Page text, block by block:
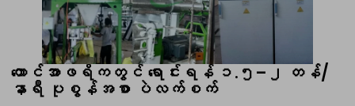
တောင်အာဖရိကတွင် ရောင်းရန် ၁.၅–၂ တန်/
နာရီ ပုစွန်အစာ ပဲလက်စက်